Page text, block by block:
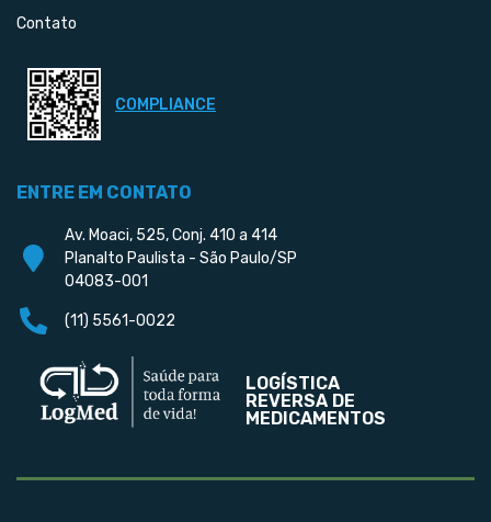
Contato
COMPLIANCE
ENTRE EM CONTATO
Av. Moaci, 525, Conj. 410 a 414
Planalto Paulista - São Paulo/SP
04083-001
(11) 5561-0022
LOGÍSTICA
REVERSA DE
MEDICAMENTOS